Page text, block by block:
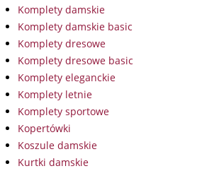
Komplety damskie
Komplety damskie basic
Komplety dresowe
Komplety dresowe basic
Komplety eleganckie
Komplety letnie
Komplety sportowe
Kopertówki
Koszule damskie
Kurtki damskie